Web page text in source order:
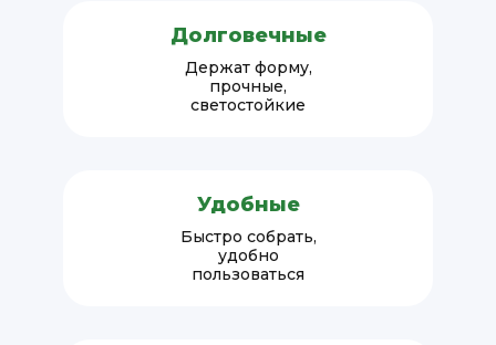
Долговечные
Держат форму,
прочные,
светостойкие
Удобные
Быстро собрать,
удобно
пользоваться